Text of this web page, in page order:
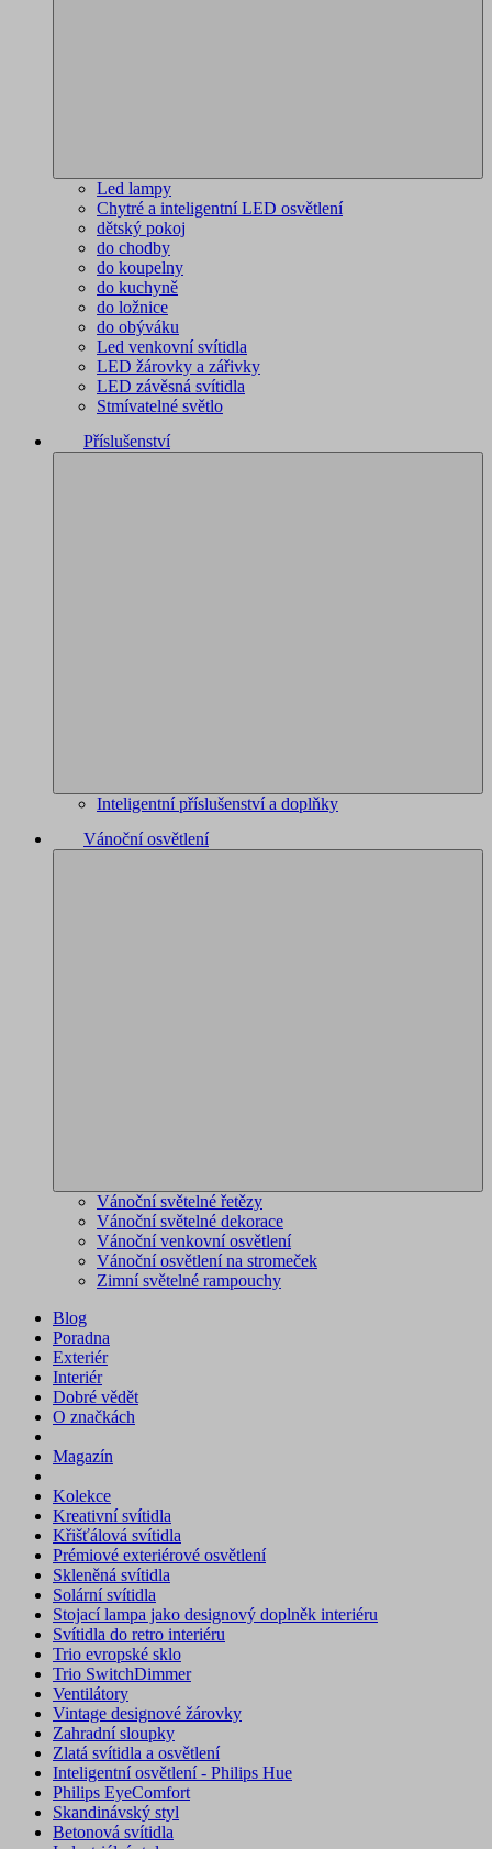
Led lampy
Chytré a inteligentní LED osvětlení
dětský pokoj
do chodby
do koupelny
do kuchyně
do ložnice
do obýváku
Led venkovní svítidla
LED žárovky a zářivky
LED závěsná svítidla
Stmívatelné světlo
Příslušenství
Inteligentní příslušenství a doplňky
Vánoční osvětlení
Vánoční světelné řetězy
Vánoční světelné dekorace
Vánoční venkovní osvětlení
Vánoční osvětlení na stromeček
Zimní světelné rampouchy
Blog
Poradna
Exteriér
Interiér
Dobré vědět
O značkách
Magazín
Kolekce
Kreativní svítidla
Křišťálová svítidla
Prémiové exteriérové osvětlení
Skleněná svítidla
Solární svítidla
Stojací lampa jako designový doplněk interiéru
Svítidla do retro interiéru
Trio evropské sklo
Trio SwitchDimmer
Ventilátory
Vintage designové žárovky
Zahradní sloupky
Zlatá svítidla a osvětlení
Inteligentní osvětlení - Philips Hue
Philips EyeComfort
Skandinávský styl
Betonová svítidla